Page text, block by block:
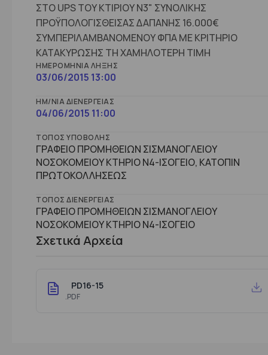
ΣΤΟ UPS ΤΟΥ ΚΤΙΡΙΟΥ Ν3" ΣΥΝΟΛΙΚΗΣ
ΠΡΟΫΠΟΛΟΓΙΣΘΕΙΣΑΣ ΔΑΠΑΝΗΣ 16.000€
ΣΥΜΠΕΡΙΛΑΜΒΑΝΟΜΕΝΟΥ ΦΠΑ ΜΕ ΚΡΙΤΗΡΙΟ
ΚΑΤΑΚΥΡΩΣΗΣ ΤΗ ΧΑΜΗΛΟΤΕΡΗ ΤΙΜΗ
ΗΜΕΡΟΜΗΝΊΑ ΛΉΞΗΣ
03/06/2015 13:00
ΗΜ/ΝΊΑ ΔΙΕΝΈΡΓΕΙΑΣ
04/06/2015 11:00
ΤΌΠΟΣ ΥΠΟΒΟΛΉΣ
ΓΡΑΦΕΙΟ ΠΡΟΜΗΘΕΙΩΝ ΣΙΣΜΑΝΟΓΛΕΙΟΥ
ΝΟΣΟΚΟΜΕΙΟΥ ΚΤΗΡΙΟ Ν4-ΙΣΟΓΕΙΟ, ΚΑΤΟΠΙΝ
ΠΡΩΤΟΚΟΛΛΗΣΕΩΣ
ΤΌΠΟΣ ΔΙΕΝΈΡΓΕΙΑΣ
ΓΡΑΦΕΙΟ ΠΡΟΜΗΘΕΙΩΝ ΣΙΣΜΑΝΟΓΛΕΙΟΥ
ΝΟΣΟΚΟΜΕΙΟΥ ΚΤHΡΙΟ Ν4-ΙΣΟΓΕΙΟ
Σχετικά Αρχεία
PD16-15
.PDF